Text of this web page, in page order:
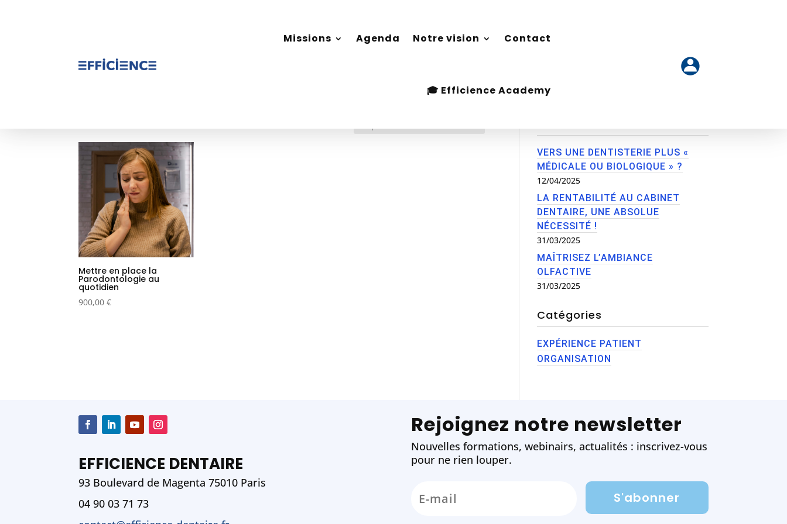
Missions Agenda Notre vision Contact
🎓 Efficience Academy
Mettre en place la
Parodontologie au
quotidien
900,00€
VERS UNE DENTISTERIE PLUS «
MÉDICALE OU BIOLOGIQUE » ?
12/04/2025
LA RENTABILITÉ AU CABINET
DENTAIRE, UNE ABSOLUE
NÉCESSITÉ !
31/03/2025
MAÎTRISEZ L’AMBIANCE
OLFACTIVE
31/03/2025
Catégories
EXPÉRIENCE PATIENT
ORGANISATION
EFFICIENCE DENTAIRE
93 Boulevard de Magenta 75010 Paris
04 90 03 71 73
Rejoignez notre newsletter
Nouvelles formations, webinairs, actualités : inscrivez-vous
pour ne rien louper.
S'abonner